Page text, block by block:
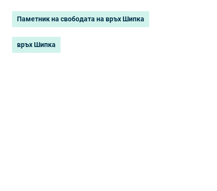
Паметник на свободата на връх Шипка
връх Шипка